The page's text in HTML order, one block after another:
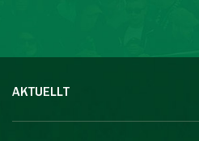
AKTUELLT